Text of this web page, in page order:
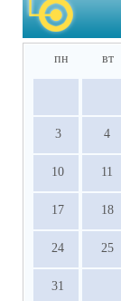
пн вт
3 4
10 11
17 18
24 25
31